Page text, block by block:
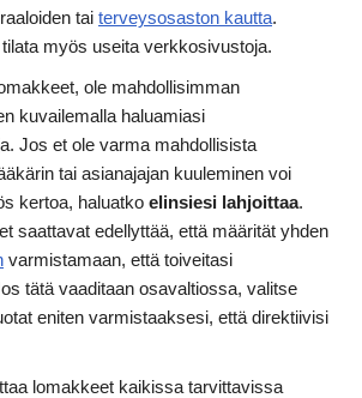
tai terveysosaston kautta.
myös useita verkkosivustoja.
ole mahdollisimman
kuvailemalla haluamiasi
Jos et ole varma mahdollisista
tai asianajajan kuuleminen voi
kertoa, haluatko elinsiesi lahjoittaa.
saattavat edellyttää, että määrität yhden
varmistamaan, että toiveitasi
tätä vaaditaan osavaltiossa, valitse
eniten varmistaaksesi, että direktiivisi
lomakkeet kaikissa tarvittavissa